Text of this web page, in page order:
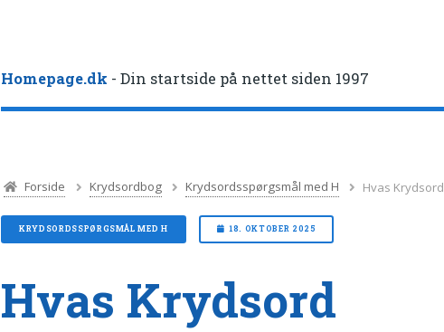
Homepage.dk - Din startside på nettet siden 1997
Forside Krydsordbog Krydsordsspørgsmål med H Hvas Krydsord
KRYDSORDSSPØRGSMÅL MED H 18. OKTOBER 2025
Hvas Krydsord